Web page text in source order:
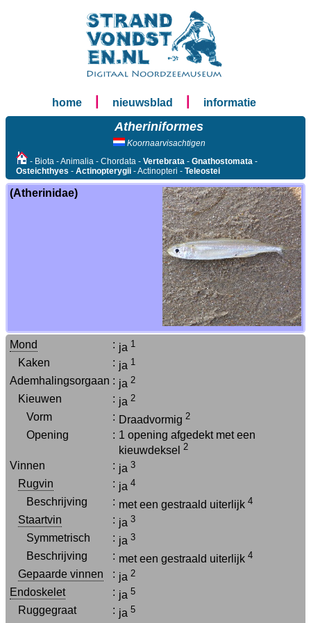
home nieuwsblad informatie
Atheriniformes
Koornaarvisachtigen
- Biota - Animalia - Chordata - Vertebrata - Gnathostomata -
Osteichthyes - Actinopterygii - Actinopteri - Teleostei
(Atherinidae)
Mond : ja 1
Kaken : ja 1
Ademhalingsorgaan : ja 2
Kieuwen : ja 2
Vorm : Draadvormig 2
Opening : 1 opening afgedekt met een
kieuwdeksel 2
Vinnen : ja 3
Rugvin : ja 4
Beschrijving : met een gestraald uiterlijk 4
Staartvin : ja 3
Symmetrisch : ja 3
Beschrijving : met een gestraald uiterlijk 4
Gepaarde vinnen : ja 2
Endoskelet : ja 5
Ruggegraat : ja 5